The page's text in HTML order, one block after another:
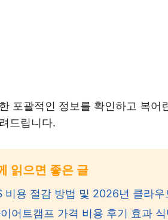
포괄적인 정보를 확인하고 복
드립니다.
읽으면 좋은 글
비용 절감 방법 및 2026년 클라
어트캠프 가격 비용 후기 효과